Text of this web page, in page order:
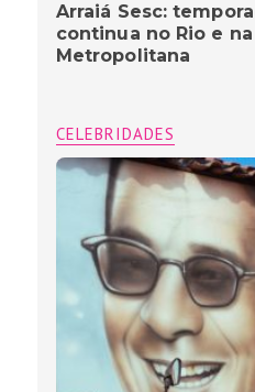
Arraiá Sesc:
continua no Rio e
Metropolitana
CELEBRIDADES